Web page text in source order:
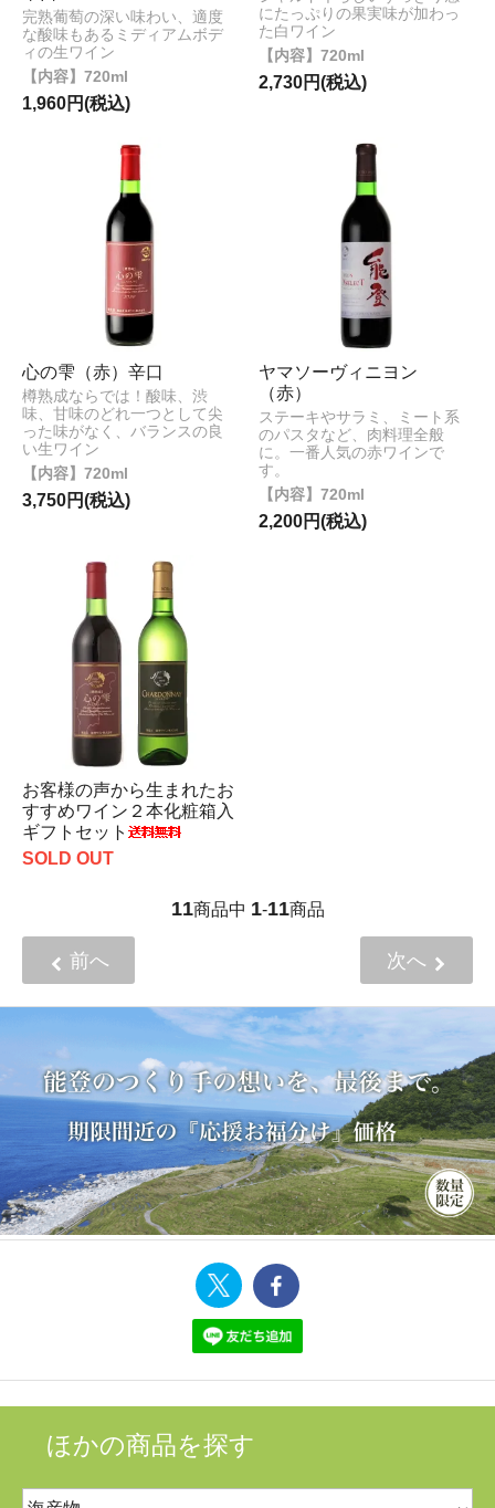
完熟葡萄の深い味わい、適度
な酸味もあるミディアムボデ
ィの生ワイン
720ml
1,960円(税込)
にたっぷりの果実味が加わっ
た白ワイン
720ml
2,730円(税込)
心の雫（赤）辛口
樽熟成ならでは！酸味、渋
味、甘味のどれ一つとして尖
った味がなく、バランスの良
い生ワイン
720ml
3,750円(税込)
ヤマソーヴィニヨン
（赤）
ステーキやサラミ、ミート系
のパスタなど、肉料理全般
に。一番人気の赤ワインで
す。
720ml
2,200円(税込)
お客様の声から生まれたお
すすめワイン２本化粧箱入
ギフトセット
SOLD OUT
11商品中 1-11商品
前へ 次へ
ほかの商品を探す